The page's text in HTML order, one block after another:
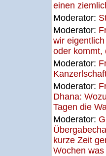
einen
Moderator:
Moderator:
wir
oder kommt,
Moderator:
Moderator:
Dhana:
Tagen die
Moderator:
kurze Zeit
Wochen